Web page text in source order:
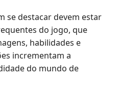
se destacar devem estar
do jogo, que
habilidades e
incrementam a
do mundo de